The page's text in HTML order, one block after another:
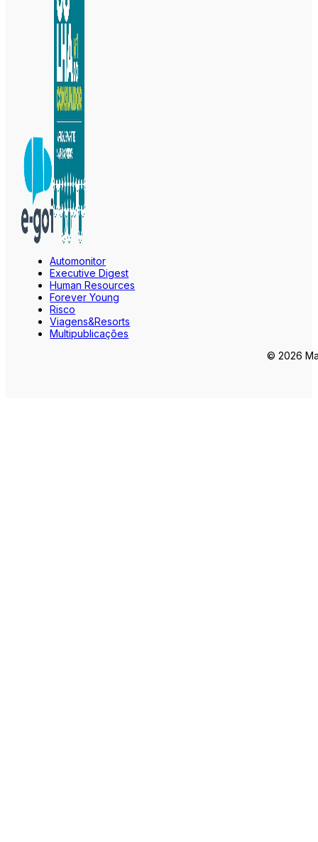
Automonitor
Executive Digest
Human Resources
Forever Young
Risco
Viagens&Resorts
Multipublicações
© 2026